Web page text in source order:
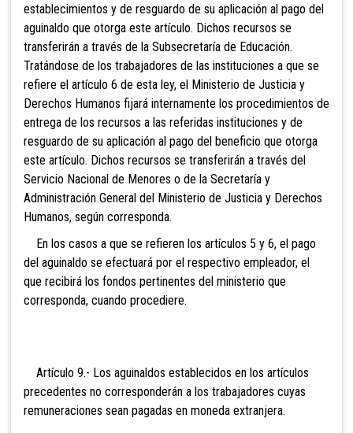
establecimientos y de resguardo de su aplicación al pago del
aguinaldo que otorga este artículo. Dichos recursos se
transferirán a través de la Subsecretaría de Educación.
Tratándose de los trabajadores de las instituciones a que se
refiere el artículo 6 de esta ley, el Ministerio de Justicia y
Derechos Humanos fijará internamente los procedimientos de
entrega de los recursos a las referidas instituciones y de
resguardo de su aplicación al pago del beneficio que otorga
este artículo. Dichos recursos se transferirán a través del
Servicio Nacional de Menores o de la Secretaría y
Administración General del Ministerio de Justicia y Derechos
Humanos, según corresponda.
En los casos a que se refieren los artículos 5 y 6, el pago
del aguinaldo se efectuará por el respectivo empleador, el
que recibirá los fondos pertinentes del ministerio que
corresponda, cuando procediere.
Artículo 9.- Los aguinaldos establecidos en los artículos
precedentes no corresponderán a los trabajadores cuyas
remuneraciones sean pagadas en moneda extranjera.